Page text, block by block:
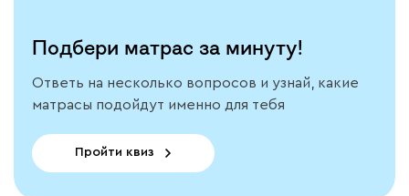
Подбери матрас за минуту!
Ответь на несколько вопросов и узнай, какие
матрасы подойдут именно для тебя
Пройти квиз